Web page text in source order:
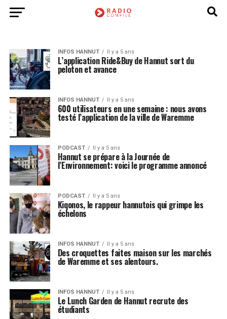
INFOS HANNUT Il y a 5 ans
L’application Ride&Buy de Hannut sort du
peloton et avance
INFOS HANNUT Il y a 5 ans
600 utilisateurs en une semaine : nous avons
testé l’application de la ville de Waremme
PODCAST Il y a 5 ans
Hannut se prépare à la Journée de
l’Environnement: voici le programme annoncé
PODCAST Il y a 5 ans
Kiqonos, le rappeur hannutois qui grimpe les
échelons
INFOS HANNUT Il y a 5 ans
Des croquettes faites maison sur les marchés
de Waremme et ses alentours.
INFOS HANNUT Il y a 5 ans
Le Lunch Garden de Hannut recrute des
étudiants